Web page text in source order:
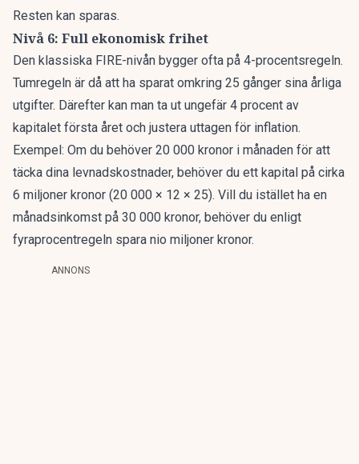
Resten kan sparas.
Nivå 6: Full ekonomisk frihet
Den klassiska FIRE-nivån bygger ofta på 4-procentsregeln.
Tumregeln är då att ha sparat omkring 25 gånger sina årliga
utgifter. Därefter kan man ta ut ungefär 4 procent av
kapitalet första året och justera uttagen för inflation.
Exempel: Om du behöver 20 000 kronor i månaden för att
täcka dina levnadskostnader, behöver du ett kapital på cirka
6 miljoner kronor (20 000 × 12 × 25). Vill du istället ha en
månadsinkomst på 30 000 kronor, behöver du enligt
fyraprocentregeln spara nio miljoner kronor.
ANNONS